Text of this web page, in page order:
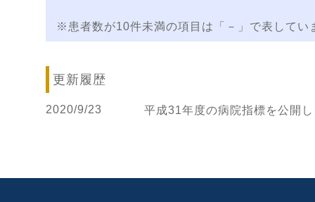
※患者数が10件未満の項目は「－」で表してい
更新履歴
2020/9/23 平成31年度の病院指標を公開